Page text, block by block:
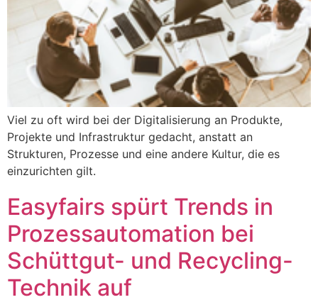
Viel zu oft wird bei der Digitalisierung an Produkte,
Projekte und Infrastruktur gedacht, anstatt an
Strukturen, Prozesse und eine andere Kultur, die es
einzurichten gilt.
Easyfairs spürt Trends in
Prozessautomation bei
Schüttgut- und Recycling-
Technik auf